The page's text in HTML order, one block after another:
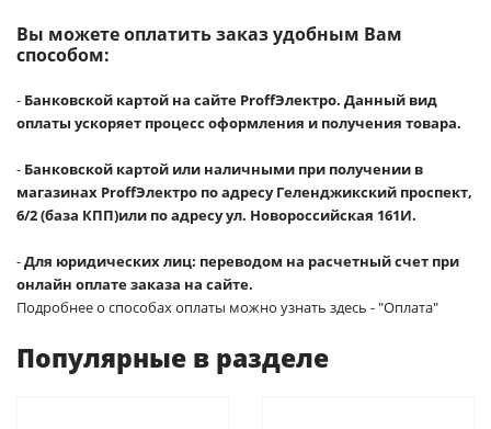
Вы можете оплатить заказ удобным Вам
способом:
- Банковской картой на сайте ProffЭлектро. Данный вид
оплаты ускоряет процесс оформления и получения товара.
- Банковской картой или наличными при получении в
магазинах ProffЭлектро по адресу Геленджикский проспект,
6/2 (база КПП)или по адресу ул. Новороссийская 161И.
-Для юридических лиц: переводом на расчетный счет при
онлайн оплате заказа на сайте.
Подробнее о способах оплаты можно узнать здесь - "Оплата"
Популярные в разделе